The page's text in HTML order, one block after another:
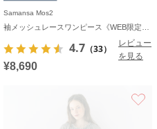
Samansa Mos2
4.7 （33）
レビュー
を見る
¥8,690